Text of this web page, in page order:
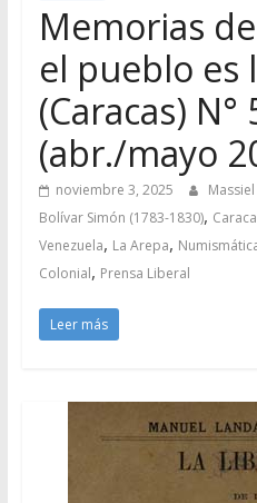
Memorias
el pueblo es
(Caracas) N°
(abr./mayo
noviembre 3, 2025
Bolívar Simón (1783-1830),
Venezuela, La Arepa,
Colonial, Prensa Liberal
Leer más